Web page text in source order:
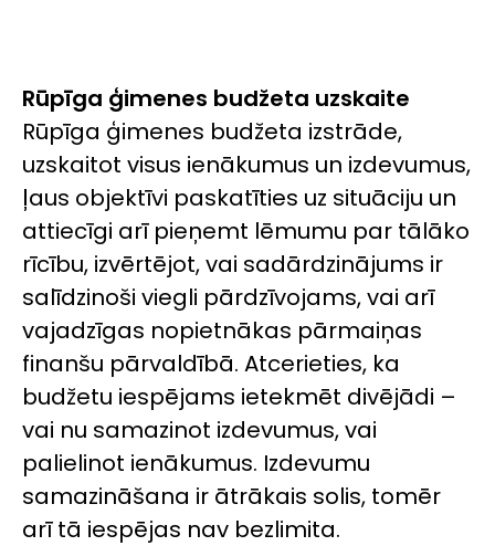
Rūpīga ģimenes budžeta uzskaite
Rūpīga ģimenes budžeta izstrāde,
uzskaitot visus ienākumus un izdevumus,
ļaus objektīvi paskatīties uz situāciju un
attiecīgi arī pieņemt lēmumu par tālāko
rīcību, izvērtējot, vai sadārdzinājums ir
salīdzinoši viegli pārdzīvojams, vai arī
vajadzīgas nopietnākas pārmaiņas
finanšu pārvaldībā. Atcerieties, ka
budžetu iespējams ietekmēt divējādi –
vai nu samazinot izdevumus, vai
palielinot ienākumus. Izdevumu
samazināšana ir ātrākais solis, tomēr
arī tā iespējas nav bezlimita.